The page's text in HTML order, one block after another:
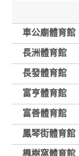
車公廟體育館
長洲體育館
長發體育館
富亨體育館
富善體育館
鳳琴街體育館
楓樹窩體育館